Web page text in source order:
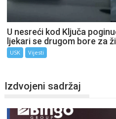
U nesreći kod Ključa
ljekari se drugom bore za
USK Vijesti
Izdvojeni sadržaj